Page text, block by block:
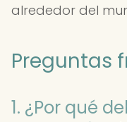
alrededor del
Preguntas
1. ¿Por qué